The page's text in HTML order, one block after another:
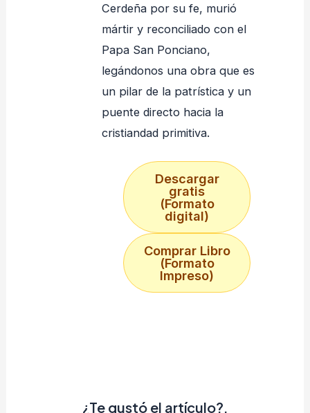
Cerdeña por su fe, murió
mártir y reconciliado con el
Papa San Ponciano,
legándonos una obra que es
un pilar de la patrística y un
puente directo hacia la
cristiandad primitiva.
Descargar
gratis
(Formato
digital)
Comprar Libro
(Formato
Impreso)
¿Te gustó el artículo?.